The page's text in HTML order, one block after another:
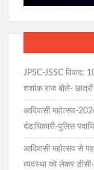
JPSC-JSSC विवाद:
शशांक राज बोले-
आदिवासी महोत्सव-
दंडाधिकारी-पुलिस
आदिवासी महोत्सव से
व्यवस्था को लेकर डीसी-